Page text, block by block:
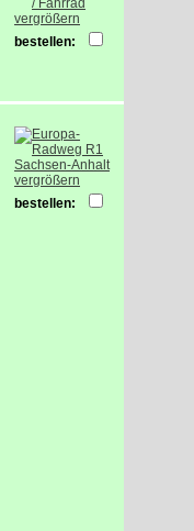
vergrößern
bestellen:
vergrößern
bestellen: